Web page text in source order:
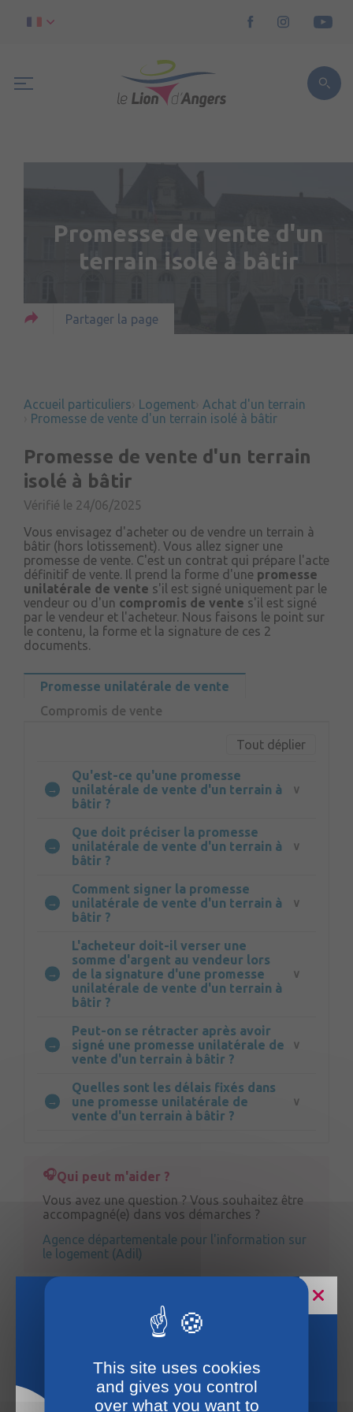
Promesse de vente d'un
terrain isolé à bâtir
Partager la page
Accueil particuliers Logement Achat d'un terrain
Promesse de vente d'un terrain isolé à bâtir
Promesse de vente d'un terrain
isolé à bâtir
Vérifié le 24/06/2025
Vous envisagez d'acheter ou de vendre un terrain à
bâtir (hors lotissement). Vous allez signer une
promesse de vente. C'est un contrat qui prépare l'acte
définitif de vente. Il prend la forme d'une promesse
unilatérale de vente s'il est signé uniquement par le
vendeur ou d'un compromis de vente s'il est signé
par le vendeur et l'acheteur. Nous faisons le point sur
le contenu, la forme et la signature de ces 2
documents.
Promesse unilatérale de vente
Compromis de vente
Tout déplier
Qu'est-ce qu'une promesse
unilatérale de vente d'un terrain à
bâtir ?
Que doit préciser la promesse
unilatérale de vente d'un terrain à
bâtir ?
Comment signer la promesse
unilatérale de vente d'un terrain à
bâtir ?
L'acheteur doit-il verser une
somme d'argent au vendeur lors
de la signature d'une promesse
unilatérale de vente d'un terrain à
bâtir ?
Peut-on se rétracter après avoir
signé une promesse unilatérale de
vente d'un terrain à bâtir ?
Quelles sont les délais fixés dans
une promesse unilatérale de
vente d'un terrain à bâtir ?
Qui peut m'aider ?
Vous avez une question ? Vous souhaitez être
accompagné(e) dans vos démarches ?
Agence départementale pour l'information sur
le logement (Adil)
Services en ligne et formulaires
Questions ? Réponses !
Quelles précautions prendre avant l'achat
This site uses cookies
and gives you control
over what you want to